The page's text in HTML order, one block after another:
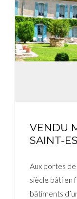
Mot de
VENDU
SAINT-
Aux portes
siècle bâti en
bâtiments